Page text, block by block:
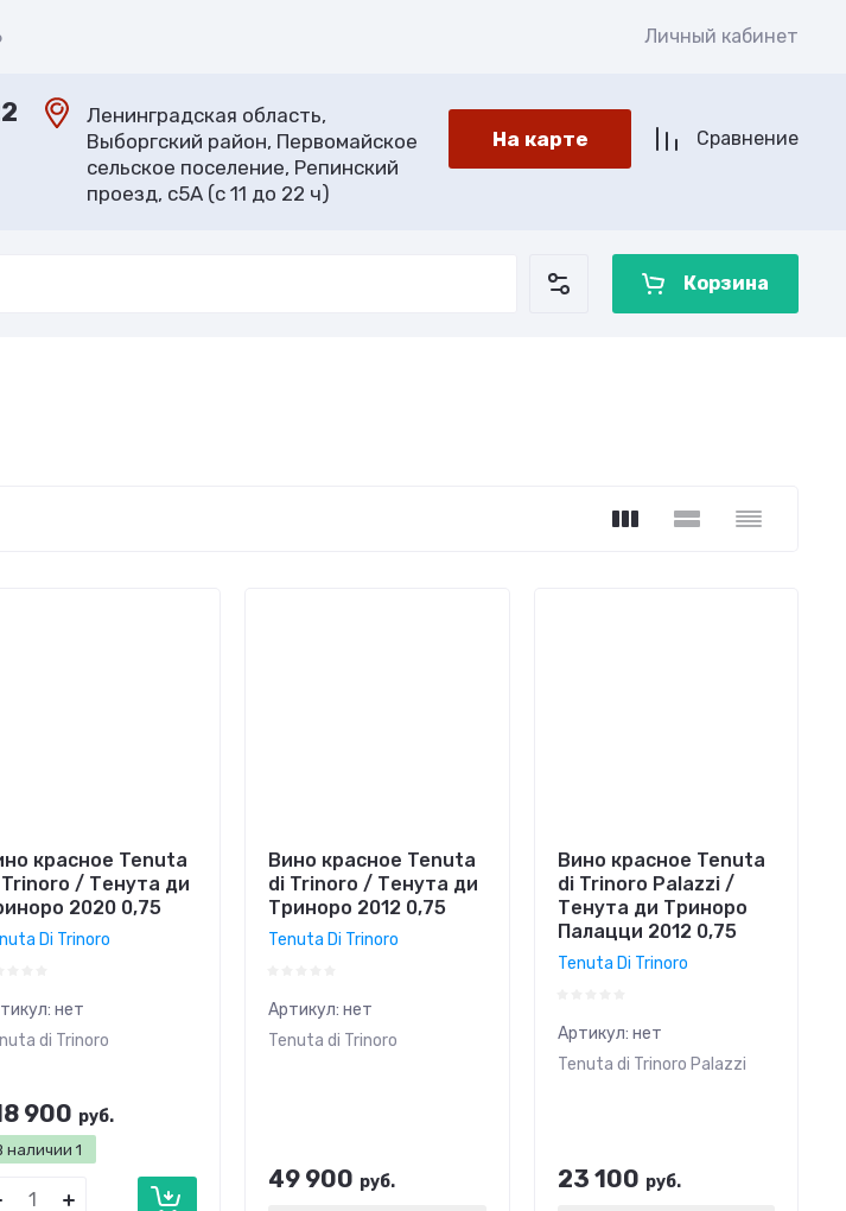
Личный кабинет
Ленинградская область,
Выборгский район, Первомайское
сельское поселение, Репинский
проезд, с5А (с 11 до 22 ч)
На карте Сравнение
Корзина
красное Tenuta
/ Тенута ди
2020 0,75
Di Trinoro
нет
di Trinoro
наличии 1
900 руб.
Вино красное Tenuta
di Trinoro / Тенута ди
Триноро 2012 0,75
Tenuta Di Trinoro
Артикул: нет
Tenuta di Trinoro
49 900 руб.
Вино красное Tenuta
di Trinoro Palazzi /
Тенута ди Триноро
Палацци 2012 0,75
Tenuta Di Trinoro
Артикул: нет
Tenuta di Trinoro Palazzi
23 100 руб.